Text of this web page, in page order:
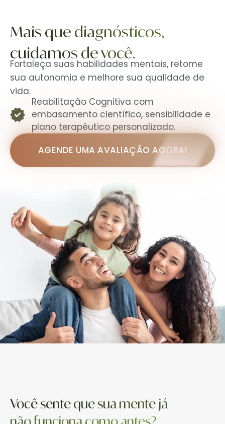
Mais que diagnósticos,
cuidamos de você.​
Fortaleça suas habilidades mentais, retome
sua autonomia e melhore sua qualidade de
vida.
Reabilitação Cognitiva com
embasamento científico, sensibilidade e
plano terapêutico personalizado.
AGENDE UMA AVALIAÇÃO AGORA!
Você sente que sua mente já